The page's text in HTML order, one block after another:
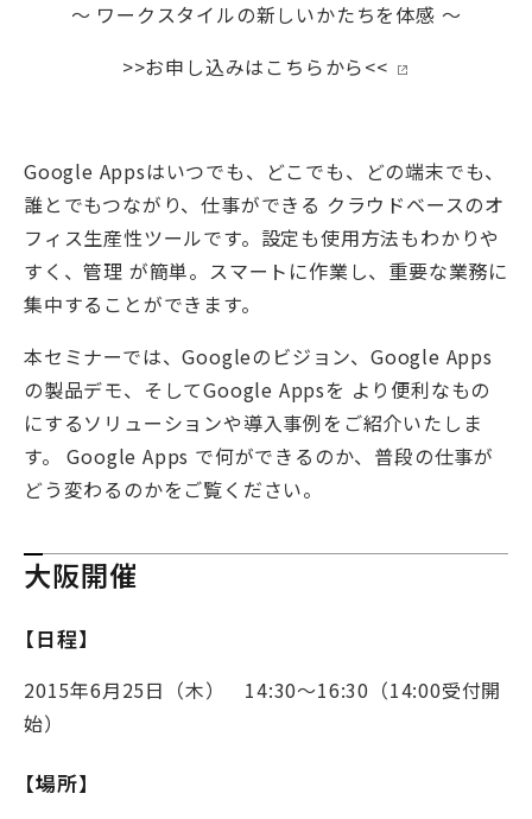
～ ワークスタイルの新しいかたちを体感 ～
>>お申し込みはこちらから<<
Google Appsはいつでも、どこでも、どの端末でも、
誰とでもつながり、仕事ができる クラウドベースのオ
フィス生産性ツールです。設定も使用方法もわかりや
すく、管理 が簡単。スマートに作業し、重要な業務に
集中することができます。
本セミナーでは、Googleのビジョン、Google Apps
の製品デモ、そしてGoogle Appsを より便利なもの
にするソリューションや導入事例をご紹介いたしま
す。 Google Apps で何ができるのか、普段の仕事が
どう変わるのかをご覧ください。
大阪開催
【日程】
2015年6月25日（木） 14:30～16:30（14:00受付開
始）
【場所】